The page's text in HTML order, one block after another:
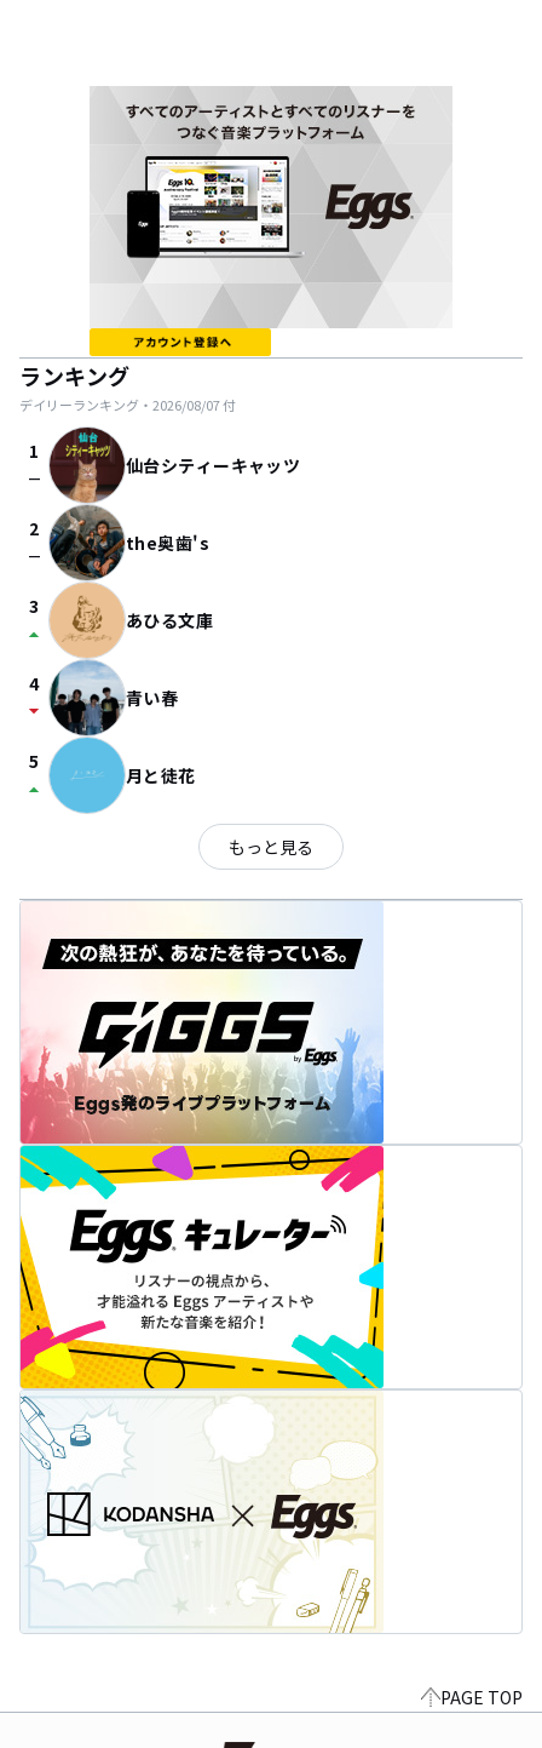
ランキング
デイリーランキング・ 2026/08/07付
1
check_indeterminate_small 仙台シティーキャッツ
2
check_indeterminate_small the奥歯's
3
arrow_drop_up あひる文庫
4
arrow_drop_down 青い春
5
arrow_drop_up 月と徒花
もっと見る
PAGE TOP